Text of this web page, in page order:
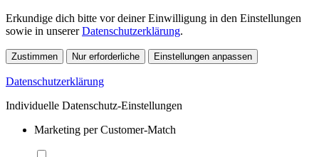
Erkundige dich bitte vor deiner Einwilligung in den Einstellungen
sowie in unsererDatenschutzerklärung.
Zustimmen Nur erforderliche Einstellungen anpassen
Datenschutzerklärung
Individuelle Datenschutz-Einstellungen
Marketing per Customer-Match